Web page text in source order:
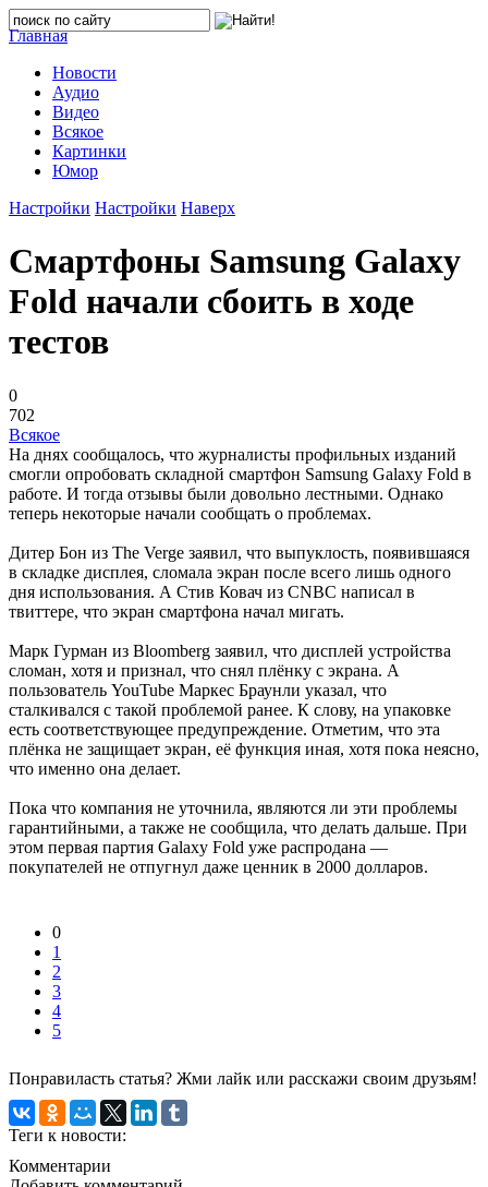
Главная
Новости
Аудио
Видео
Всякое
Картинки
Юмор
Настройки Настройки Наверх
Смартфоны Samsung Galaxy
Fold начали сбоить в ходе
тестов
0
702
Всякое
На днях сообщалось, что журналисты профильных изданий
смогли опробовать складной смартфон Samsung Galaxy Fold в
работе. И тогда отзывы были довольно лестными. Однако
теперь некоторые начали сообщать о проблемах.
Дитер Бон из The Verge заявил, что выпуклость, появившаяся
в складке дисплея, сломала экран после всего лишь одного
дня использования. А Стив Ковач из CNBC написал в
твиттере, что экран смартфона начал мигать.
Марк Гурман из Bloomberg заявил, что дисплей устройства
сломан, хотя и признал, что снял плёнку с экрана. А
пользователь YouTube Маркес Браунли указал, что
сталкивался с такой проблемой ранее. К слову, на упаковке
есть соответствующее предупреждение. Отметим, что эта
плёнка не защищает экран, её функция иная, хотя пока неясно,
что именно она делает.
Пока что компания не уточнила, являются ли эти проблемы
гарантийными, а также не сообщила, что делать дальше. При
этом первая партия Galaxy Fold уже распродана —
покупателей не отпугнул даже ценник в 2000 долларов.
0
1
2
3
4
5
Понравиласть статья? Жми лайк или расскажи своим друзьям!
Теги к новости:
Комментарии